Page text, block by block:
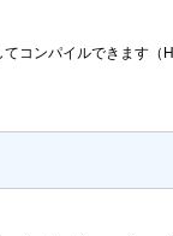
ンパイルできます（